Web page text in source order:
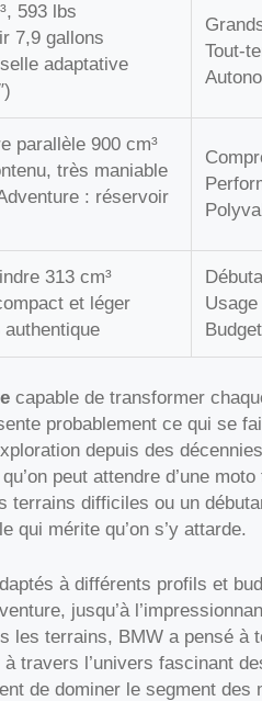
593 lbs
7,9 gallons
adaptative
Tout-
parallèle 900 cm³
très maniable
: réservoir
313 cm³
et léger
capable de transformer
probablement ce qui se
depuis des
peut attendre d’une
difficiles ou un
qui mérite qu’on s’y attarde.
à différents profils et
jusqu’à
les terrains, BMW a pensé à
travers l’univers fascinant
de dominer le segment des